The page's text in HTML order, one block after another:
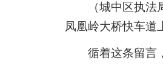
（城中区执
凤凰岭大桥快车道
循着这条留言